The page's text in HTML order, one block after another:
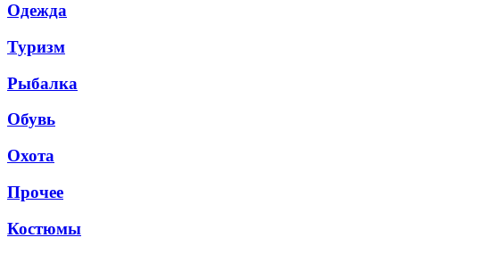
Одежда
Туризм
Рыбалка
Обувь
Охота
Прочее
Костюмы